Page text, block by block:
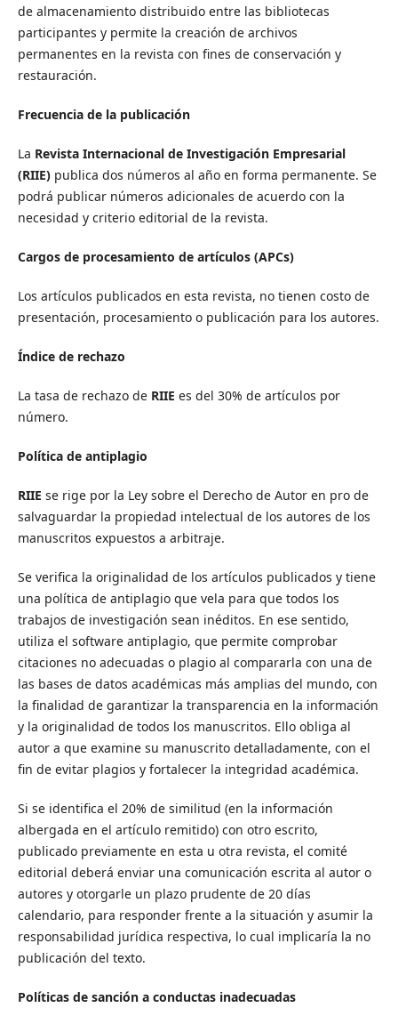
de almacenamiento distribuido entre las bibliotecas
participantes y permite la creación de archivos
permanentes en la revista con fines de conservación y
restauración.
Frecuencia de la publicación
La Revista Internacional de Investigación Empresarial
(RIIE)publica dos números al año en forma permanente. Se
podrá publicar números adicionales de acuerdo con la
necesidad y criterio editorial de la revista.
Cargos de procesamiento de artículos (APCs)
Los artículos publicados en esta revista, no tienen costo de
presentación, procesamiento o publicación para los autores.
Índice de rechazo
La tasa de rechazo de RIIE es del 30% de artículos por
número.
Política de antiplagio
RIIE se rige por la Ley sobre el Derecho de Autor en pro de
salvaguardar la propiedad intelectual de los autores de los
manuscritos expuestos a arbitraje.
Se verifica la originalidad de los artículos publicados y tiene
una política de antiplagio que vela para que todos los
trabajos de investigación sean inéditos. En ese sentido,
utiliza el software antiplagio, que permite comprobar
citaciones no adecuadas o plagio al compararla con una de
las bases de datos académicas más amplias del mundo, con
la finalidad de garantizar la transparencia en la información
y la originalidad de todos los manuscritos. Ello obliga al
autor a que examine su manuscrito detalladamente, con el
fin de evitar plagios y fortalecer la integridad académica.
Si se identifica el 20% de similitud (en la información
albergada en el artículo remitido) con otro escrito,
publicado previamente en esta u otra revista, el comité
editorial deberá enviar una comunicación escrita al autor o
autores y otorgarle un plazo prudente de 20 días
calendario, para responder frente a la situación y asumir la
responsabilidad jurídica respectiva, lo cual implicaría la no
publicación del texto.
Políticas de sanción a conductas inadecuadas